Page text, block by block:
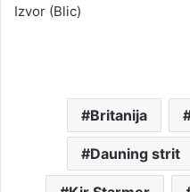
Izvor (Blic)
Britanija
Dauning strit